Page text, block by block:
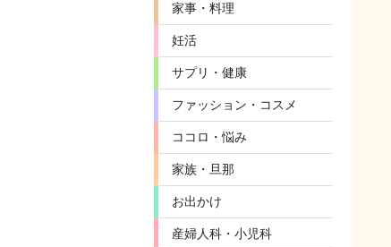
家事・料理
妊活
サプリ・健康
ファッション・コスメ
ココロ・悩み
家族・旦那
お出かけ
産婦人科・小児科